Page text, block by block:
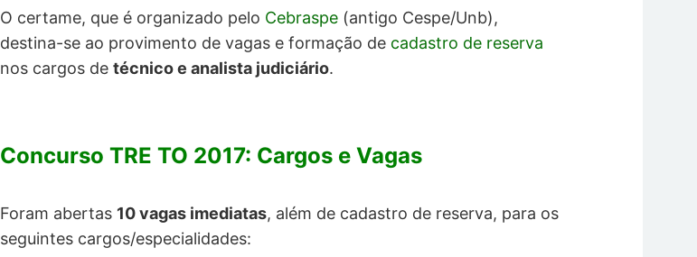
O certame, que é organizado pelo Cebraspe (antigo Cespe/Unb),
destina-se ao provimento de vagas e formação de cadastro de reserva
nos cargos detécnico e analista judiciário.
Concurso TRE TO 2017: Cargos e Vagas
Foram abertas 10 vagas imediatas, além de cadastro de reserva, para os
seguintes cargos/especialidades: